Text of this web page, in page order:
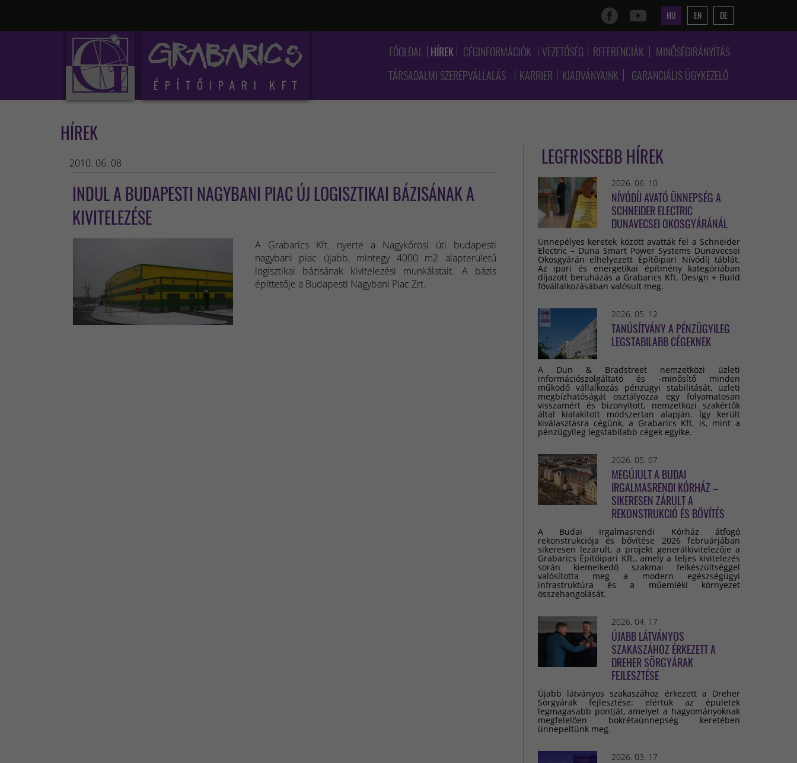
HU EN DE
FŐOLDAL HÍREK CÉGINFORMÁCIÓK VEZETŐSÉG REFERENCIÁK
MINŐSÉGIRÁNYÍTÁS
TÁRSADALMI SZEREPVÁLLALÁS
KARRIER KIADVÁNYAINK GARANCIÁLIS ÜGYKEZELŐ
HÍREK
2010. 06. 08
INDUL A BUDAPESTI NAGYBANI PIAC ÚJ LOGISZTIKAI BÁZISÁNAK A
KIVITELEZÉSE
A Grabarics Kft. nyerte a Nagykőrösi úti budapesti
nagybani piac újabb, mintegy 4000 m2 alapterületű
logisztikai bázisának kivitelezési munkálatait. A bázis
építtetője a Budapesti Nagybani Piac Zrt.
LEGFRISSEBB HÍREK
2026. 06. 10
NÍVÓDÍJ AVATÓ ÜNNEPSÉG A
SCHNEIDER ELECTRIC
DUNAVECSEI OKOSGYÁRÁNÁL
Ünnepélyes keretek között avatták fel a Schneider
Electric – Duna Smart Power Systems Dunavecsei
Okosgyárán elhelyezett Építőipari Nívódíj táblát.
Az ipari és energetikai építmény kategóriában
díjazott beruházás a Grabarics Kft. Design + Build
fővállalkozásában valósult meg.
2026. 05. 12
TANÚSÍTVÁNY A PÉNZÜGYILEG
LEGSTABILABB CÉGEKNEK
A Dun & Bradstreet nemzetközi üzleti
információszolgáltató és -minősítő minden
működő vállalkozás pénzügyi stabilitását, üzleti
megbízhatóságát osztályozza egy folyamatosan
visszamért és bizonyított, nemzetközi szakértők
által kialakított módszertan alapján. Így került
kiválasztásra cégünk, a Grabarics Kft. is, mint a
pénzügyileg legstabilabb cégek egyike.
2026. 05. 07
MEGÚJULT A BUDAI
IRGALMASRENDI KÓRHÁZ –
SIKERESEN ZÁRULT A
REKONSTRUKCIÓ ÉS BŐVÍTÉS
A Budai Irgalmasrendi Kórház átfogó
rekonstrukciója és bővítése 2026 februárjában
sikeresen lezárult, a projekt generálkivitelezője a
Grabarics Építőipari Kft., amely a teljes kivitelezés
során kiemelkedő szakmai felkészültséggel
valósította meg a modern egészségügyi
infrastruktúra és a műemléki környezet
összehangolását.
2026. 04. 17
ÚJABB LÁTVÁNYOS
SZAKASZÁHOZ ÉRKEZETT A
DREHER SÖRGYÁRAK
FEJLESZTÉSE
Újabb látványos szakaszához érkezett a Dreher
Sörgyárak fejlesztése: elértük az épületek
legmagasabb pontját, amelyet a hagyományoknak
megfelelően bokrétaünnepség keretében
ünnepeltünk meg.
2026. 03. 17